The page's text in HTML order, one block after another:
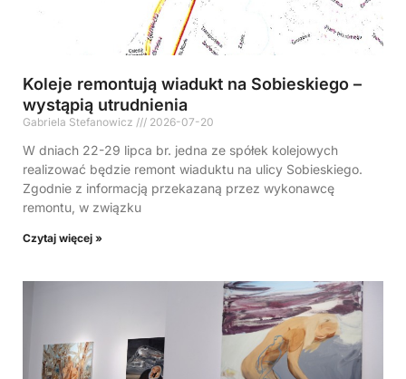
Koleje remontują wiadukt na Sobieskiego –
wystąpią utrudnienia
Gabriela Stefanowicz 2026-07-20
W dniach 22-29 lipca br. jedna ze spółek kolejowych
realizować będzie remont wiaduktu na ulicy Sobieskiego.
Zgodnie z informacją przekazaną przez wykonawcę
remontu, w związku
Czytaj więcej »